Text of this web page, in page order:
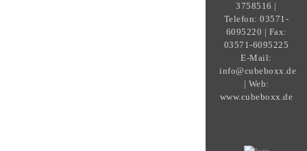
3758516 |
Telefon: 03571-
6095220 | Fax:
03571-6095225
E-Mail:
info@cubeboxx.de
| Web:
www.cubeboxx.de